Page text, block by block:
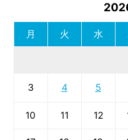
月 火 水
3 4 5
10 11 12